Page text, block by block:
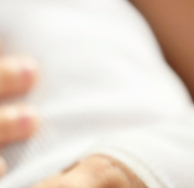
по правам
осмотрела жилые корпуса,
с ребятами и сотрудниками
замена мебели. Также